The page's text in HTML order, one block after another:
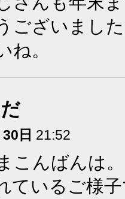
ございまし
ね。
日 21:52
こんばんは
ているご様